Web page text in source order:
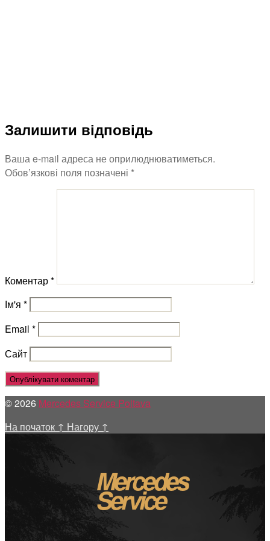
Залишити відповідь
Ваша e-mail адреса не оприлюднюватиметься.
Обов’язкові поля позначені *
Коментар*
Ім'я *
Email *
Сайт
© 2026 Mercedes Service Poltava
На початок ↑ Нагору ↑
Mercedes
Service